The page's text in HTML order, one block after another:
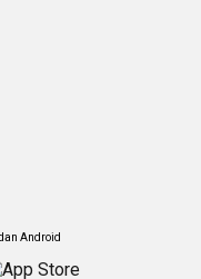
Android